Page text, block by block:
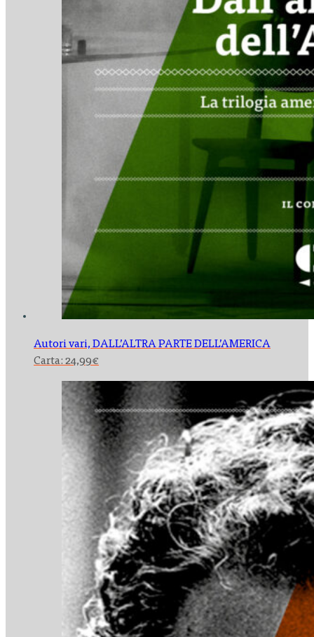
Autori vari,DALL’ALTRA PARTE DELL’AMERICA
Carta: 24,99€